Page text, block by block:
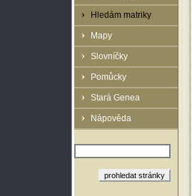
Hledám matriky
Mapy
Slovníčky
Pomůcky
Stará Genea
Nápověda